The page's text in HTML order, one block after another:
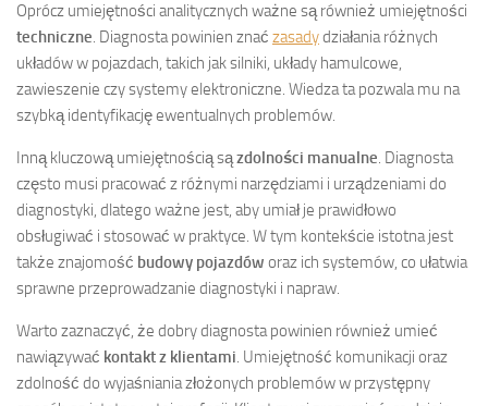
Oprócz umiejętności analitycznych ważne są również umiejętności
techniczne. Diagnosta powinien znać zasadydziałania różnych
układów w pojazdach, takich jak silniki, układy hamulcowe,
zawieszenie czy systemy elektroniczne. Wiedza ta pozwala mu na
szybką identyfikację ewentualnych problemów.
Inną kluczową umiejętnością sązdolności manualne. Diagnosta
często musi pracować z różnymi narzędziami i urządzeniami do
diagnostyki, dlatego ważne jest, aby umiał je prawidłowo
obsługiwać i stosować w praktyce. W tym kontekście istotna jest
także znajomość budowy pojazdów oraz ich systemów, co ułatwia
sprawne przeprowadzanie diagnostyki i napraw.
Warto zaznaczyć, że dobry diagnosta powinien również umieć
nawiązywać kontakt z klientami. Umiejętność komunikacji oraz
zdolność do wyjaśniania złożonych problemów w przystępny